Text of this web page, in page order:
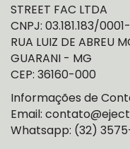
STREET FAC LTDA
CNPJ: 03.181.183/
RUA LUIZ DE ABREU
GUARANI - MG
CEP: 36160-000
Informações de
Email:
Whatsapp: (32)